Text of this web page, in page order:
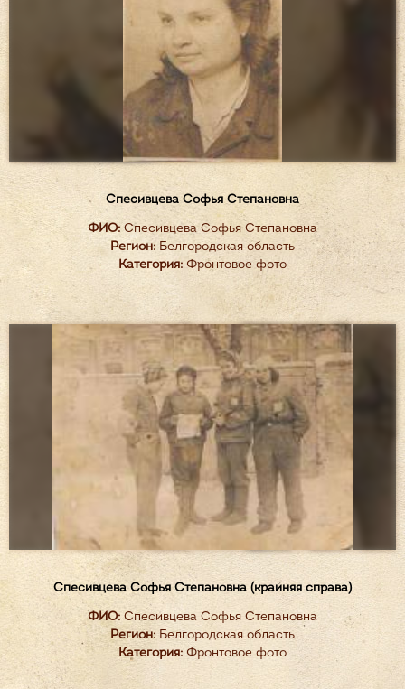
Спесивцева Софья Степановна
ФИО: Спесивцева Софья Степановна
Регион: Белгородская область
Категория: Фронтовое фото
Спесивцева Софья Степановна (крайняя справа)
ФИО: Спесивцева Софья Степановна
Регион: Белгородская область
Категория: Фронтовое фото